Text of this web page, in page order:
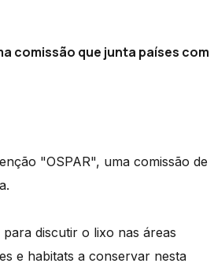
comissão que junta países com
"OSPAR", uma comissão de
discutir o lixo nas áreas
e habitats a conservar nesta